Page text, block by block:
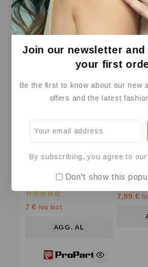
SA500 PRO
0
su
45€ Iva Incl.
AGG. AL
CARRELLO
1,8M
su
Iva
0
su
7€ Iva Incl.
AGG. AL
0
su
7,99 €
Join our newsletter and
your first
Be the first to know about our new
offers and the latest
By subscribing, you agree to
Don't show this